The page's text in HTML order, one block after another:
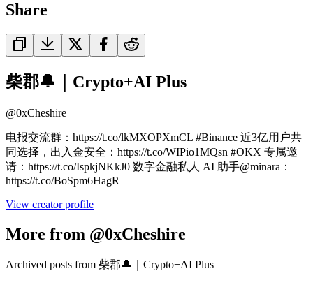
Share
柴郡🔔｜Crypto+AI Plus
@0xCheshire
电报交流群：https://t.co/lkMXOPXmCL #Binance 近3亿用户共
同选择，出入金安全：https://t.co/WIPio1MQsn #OKX 专属邀
请：https://t.co/IspkjNKkJ0 数字金融私人 AI 助手@minara：
https://t.co/BoSpm6HagR
View creator profile
More from @0xCheshire
Archived posts from 柴郡🔔｜Crypto+AI Plus